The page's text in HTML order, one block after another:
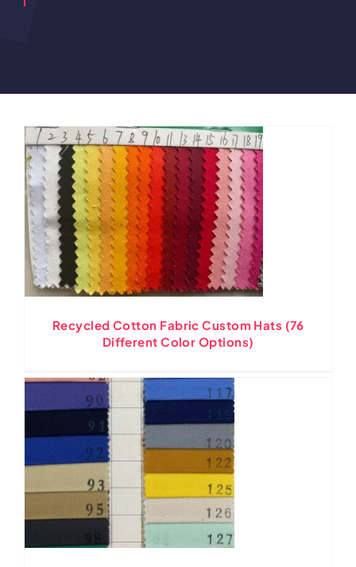
Recycled Cotton Fabric Custom Hats (76
Different Color Options)